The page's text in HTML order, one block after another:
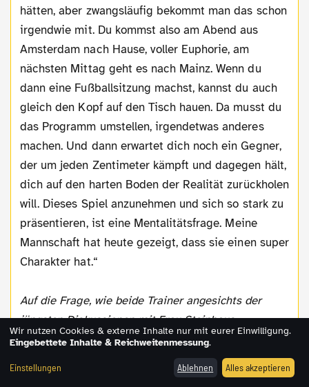
hätten, aber zwangsläufig bekommt man das schon
irgendwie mit. Du kommst also am Abend aus
Amsterdam nach Hause, voller Euphorie, am
nächsten Mittag geht es nach Mainz. Wenn du
dann eine Fußballsitzung machst, kannst du auch
gleich den Kopf auf den Tisch hauen. Da musst du
das Programm umstellen, irgendetwas anderes
machen. Und dann erwartet dich noch ein Gegner,
der um jeden Zentimeter kämpft und dagegen hält,
dich auf den harten Boden der Realität zurückholen
will. Dieses Spiel anzunehmen und sich so stark zu
präsentieren, ist eine Mentalitätsfrage. Meine
Mannschaft hat heute gezeigt, dass sie einen super
Charakter hat.“
Auf die Frage, wie beide Trainer angesichts der
jüngsten Diskussionen mit Frau Steinhaus
zurechtgekommen seien:
Jürgen Klopp:
Wir nutzen Cookies & externe Inhalte nur mit eurer Einwilligung.
Eingebettete Inhalte & Reichweitenmessung.
Einstellungen Ablehnen Alles akzeptieren